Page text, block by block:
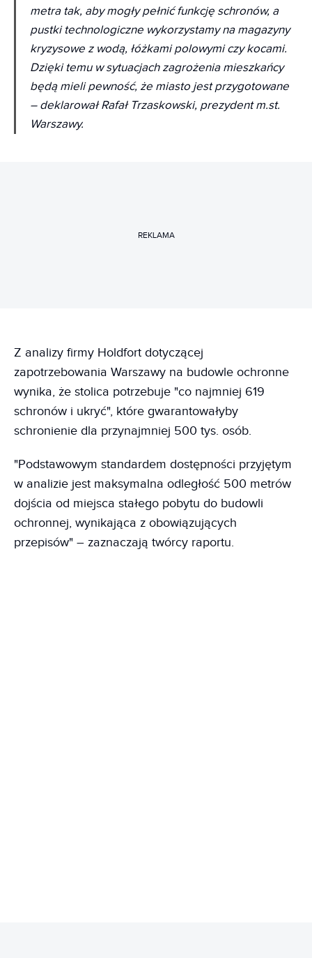
metra tak, aby mogły pełnić funkcję schronów, a
pustki technologiczne wykorzystamy na magazyny
kryzysowe z wodą, łóżkami polowymi czy kocami.
Dzięki temu w sytuacjach zagrożenia mieszkańcy
będą mieli pewność, że miasto jest przygotowane
– deklarował Rafał Trzaskowski, prezydent m.st.
Warszawy.
REKLAMA
Z analizy firmy Holdfort dotyczącej
zapotrzebowania Warszawy na budowle ochronne
wynika, że stolica potrzebuje "co najmniej 619
schronów i ukryć", które gwarantowałyby
schronienie dla przynajmniej 500 tys. osób.
"Podstawowym standardem dostępności przyjętym
w analizie jest maksymalna odległość 500 metrów
dojścia od miejsca stałego pobytu do budowli
ochronnej, wynikająca z obowiązujących
przepisów" – zaznaczają twórcy raportu.